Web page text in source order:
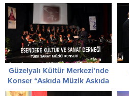
Güzelyalı Kültür Merkezi’nde
Konser “Askıda Müzik Askıda
Tiyatro”